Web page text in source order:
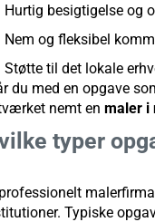
Hurtig besigtigelse og
Nem og fleksibel
Støtte til det lokale
du med en opgave
nemt en maler i
typer
Typiske